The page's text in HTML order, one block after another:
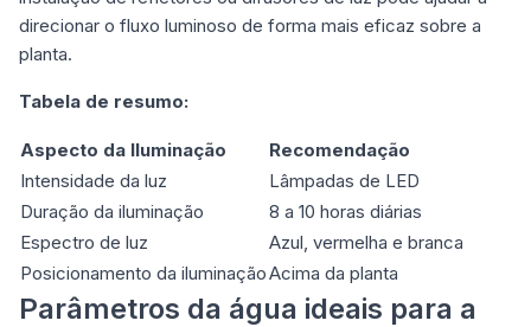
direcionar o fluxo luminoso de forma mais eficaz sobre a
planta.
Tabela de resumo:
Aspecto da Iluminação
Recomendação
Intensidade da luz
Lâmpadas de LED
Duração da iluminação
8 a 10 horas diárias
Espectro de luz
Azul, vermelha e branca
Posicionamento da iluminaçãoAcima da planta
Parâmetros da água ideais para a